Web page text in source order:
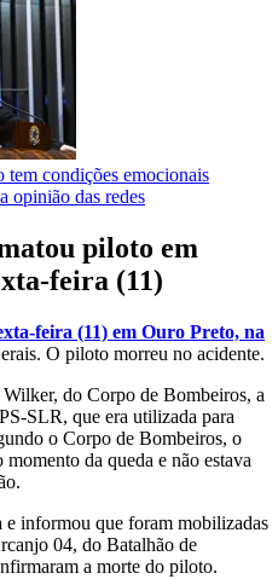
condições emocionais
opinião das redes
piloto em
feira (11)
feira (11) em Ouro Preto, na
O piloto morreu no acidente.
do Corpo de Bombeiros, a
SLR, que era utilizada para
o Corpo de Bombeiros, o
da queda e não estava
informou que foram mobilizadas
04, do Batalhão de
a morte do piloto.